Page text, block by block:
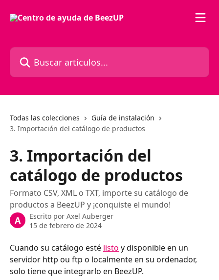
Buscar artículos...
Todas las colecciones
Guía de instalación
3. Importación del catálogo de productos
3. Importación del
catálogo de productos
Formato CSV, XML o TXT, importe su catálogo de
productos a BeezUP y ¡conquiste el mundo!
A Escrito por Axel Auberger
15 de febrero de 2024
Cuando su catálogo esté listo y disponible en un
servidor http ou ftp o localmente en su ordenador,
solo tiene que integrarlo en BeezUP.